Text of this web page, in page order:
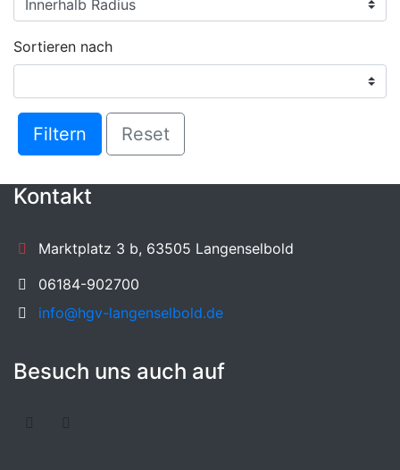
Sortieren nach
Filtern Reset
Kontakt
Marktplatz 3 b, 63505 Langenselbold
06184-902700
info@hgv-langenselbold.de
Besuch uns auch auf